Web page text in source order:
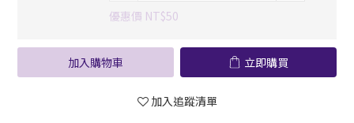
優惠價 NT$50
加入購物車 立即購買
加入追蹤清單